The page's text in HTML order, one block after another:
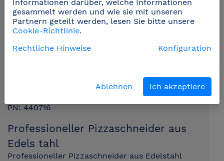
PN: 440716
Professioneller Pizzaschneider aus
Edels tahl
Professioneller Pizzaschneider aus Edelstahl
Informationen darüber, welche Informationen
gesammelt werden und wie sie mit unseren
Partnern geteilt werden, lesen Sie bitte unsere
Cookie-Richtlinie.
Rechtliche Hinweise
Konfiguration
Ablehnen Ich akzeptiere